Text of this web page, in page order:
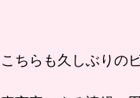
こちらも久しぶりの